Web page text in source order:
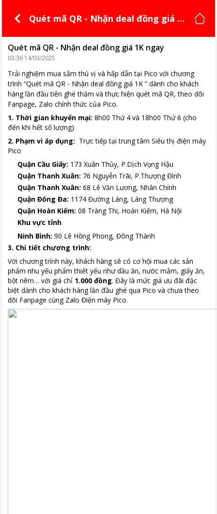
Quét mã QR - Nhận deal đồng giá 1K
Quét mã QR - Nhận deal đồng giá 1K ngay
03:36 14/03/2025
Trải nghiệm mua sắm thú vị và hấp dẫn tại Pico với chương
trình “Quét mã QR - Nhận deal đồng giá 1K ” dành cho khách
hàng lần đầu tiên ghé thăm và thực hiện quét mã QR, theo dõi
Fanpage, Zalo chính thức của Pico.
1. Thời gian khuyến mại: 8h00 Thứ 4 và 18h00 Thứ 6 (cho
đến khi hết số lượng)
2. Phạm vi áp dụng: Trực tiếp tại trung tâm Siêu thị điện máy
Pico
Quận Cầu Giấy: 173 Xuân Thủy, P.Dịch Vọng Hậu
Quận Thanh Xuân: 76 Nguyễn Trãi, P.Thượng Đình
Quận Thanh Xuân: 68 Lê Văn Lương, Nhân Chính
Quận Đống Đa: 1174 Đường Láng, Láng Thượng
Quận Hoàn Kiếm: 08 Tràng Thi, Hoàn Kiếm, Hà Nội
Khu vực tỉnh
Ninh Bình: 90 Lê Hồng Phong, Đông Thành
3. Chi tiết chương trình:
Với chương trình này, khách hàng sẽ có cơ hội mua các sản
phẩm nhu yếu phẩm thiết yếu như dầu ăn, nước mắm, giấy ăn,
bột nêm… với giá chỉ 1.000 đồng. Đây là mức giá ưu đãi đặc
biệt dành cho khách hàng lần đầu ghé qua Pico và chưa theo
dõi Fanpage cùng Zalo Điện máy Pico.